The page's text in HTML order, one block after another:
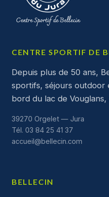
CENTRE SPORTIF DE
Depuis plus de 50 ans,
sportifs, séjours outdoor
bord du lac de
39270 Orgelet — Jura
Tél. 03 84 25 41 37
accueil@bellecin.com
BELLECIN